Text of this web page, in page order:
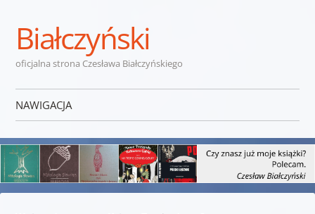
Białczyński
oficjalna strona Czesława Białczyńskiego
NAWIGACJA